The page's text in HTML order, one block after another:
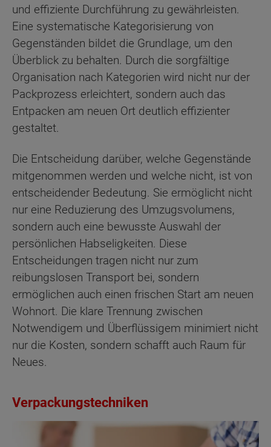
und effiziente Durchführung zu gewährleisten.
Eine systematische Kategorisierung von
Gegenständen bildet die Grundlage, um den
Überblick zu behalten. Durch die sorgfältige
Organisation nach Kategorien wird nicht nur der
Packprozess erleichtert, sondern auch das
Entpacken am neuen Ort deutlich effizienter
gestaltet.
Die Entscheidung darüber, welche Gegenstände
mitgenommen werden und welche nicht, ist von
entscheidender Bedeutung. Sie ermöglicht nicht
nur eine Reduzierung des Umzugsvolumens,
sondern auch eine bewusste Auswahl der
persönlichen Habseligkeiten. Diese
Entscheidungen tragen nicht nur zum
reibungslosen Transport bei, sondern
ermöglichen auch einen frischen Start am neuen
Wohnort. Die klare Trennung zwischen
Notwendigem und Überflüssigem minimiert nicht
nur die Kosten, sondern schafft auch Raum für
Neues.
Verpackungstechniken